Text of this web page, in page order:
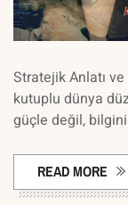
Stratejik Anlatı
kutuplu dünya
güçle değil,
READ MORE